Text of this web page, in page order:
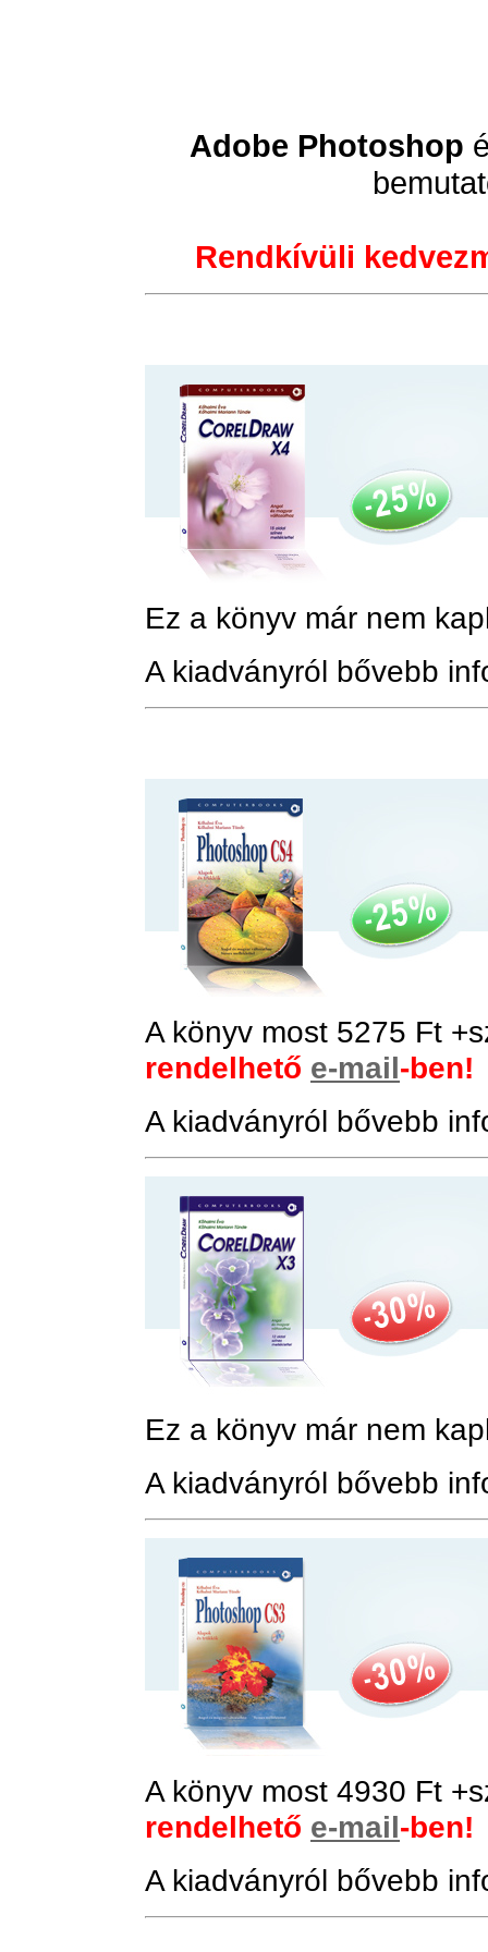
Adobe Photoshop
Rendkívüli
Ez a könyv már nem
A kiadványról bővebb
A könyv most 5275 Ft
rendelhető e-mail-ben!
A kiadványról bővebb
Ez a könyv már nem
A kiadványról bővebb
A könyv most 4930 Ft +
rendelhető e-mail-ben!
A kiadványról bővebb